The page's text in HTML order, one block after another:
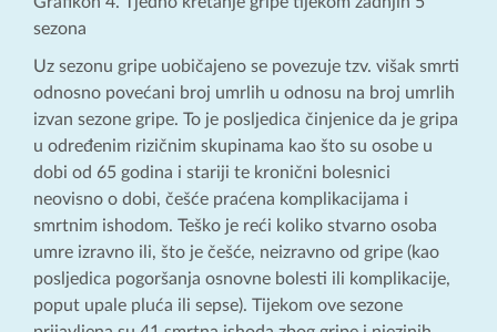
sezona
Uz sezonu gripe uobičajeno se povezuje tzv. višak smrti
odnosno povećani broj umrlih u odnosu na broj umrlih
izvan sezone gripe. To je posljedica činjenice da je gripa
u određenim rizičnim skupinama kao što su osobe u
dobi od 65 godina i stariji te kronični bolesnici
neovisno o dobi, češće praćena komplikacijama i
smrtnim ishodom. Teško je reći koliko stvarno osoba
umre izravno ili, što je češće, neizravno od gripe (kao
posljedica pogoršanja osnovne bolesti ili komplikacije,
poput upale pluća ili sepse). Tijekom ove sezone